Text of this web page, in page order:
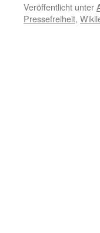
Veröffentlicht unter
Pressefreiheit,